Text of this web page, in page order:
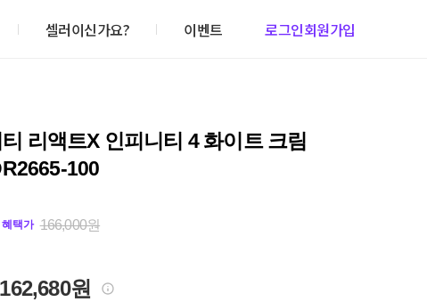
셀러이신가요? 이벤트 로그인회원가입
리액트X 인피니티 4 화이트 크림
100
택가 166,000원
162,680원